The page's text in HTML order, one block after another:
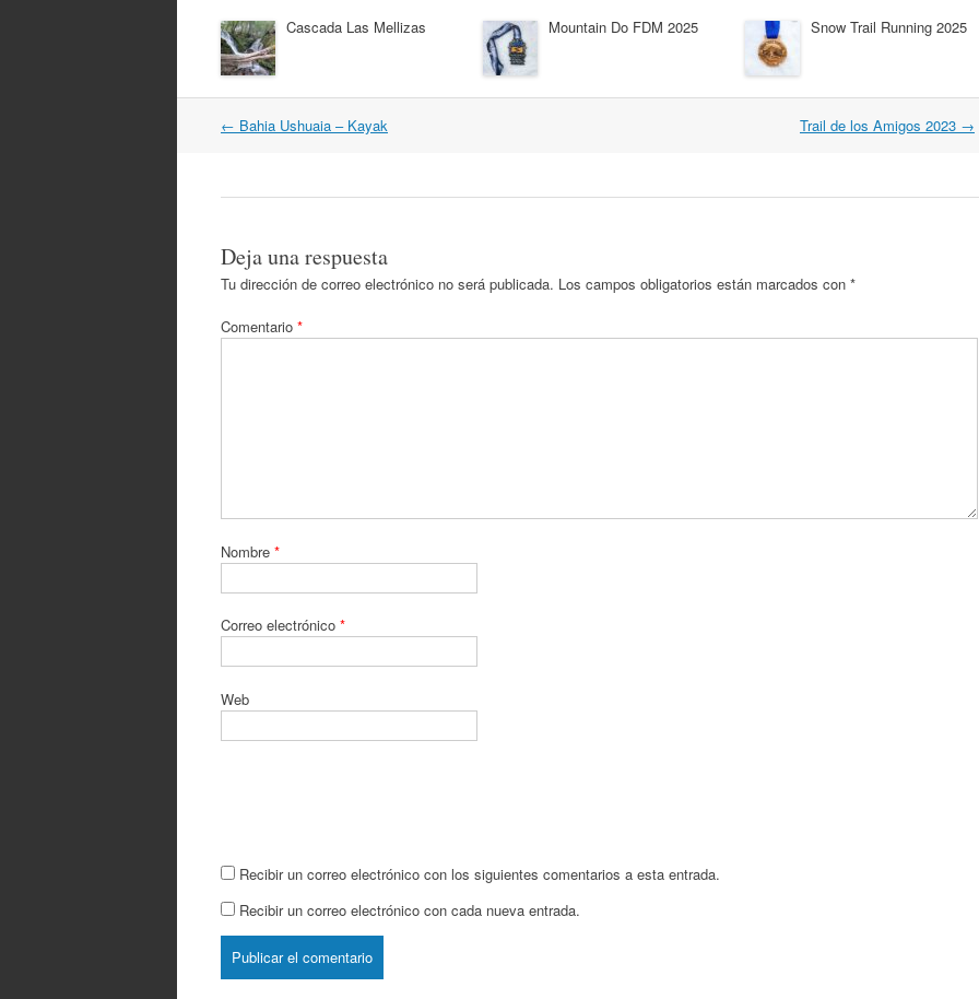
Cascada Las Mellizas Mountain Do FDM 2025 Snow Trail Running 2025
Navegación
← Bahia Ushuaia – Kayak Trail de los Amigos 2023 →
Deja una respuesta
Tu dirección de correo electrónico no será publicada. Los campos obligatorios están marcados con *
Comentario *
Nombre *
Correo electrónico *
Web
Recibir un correo electrónico con los siguientes comentarios a esta entrada.
Recibir un correo electrónico con cada nueva entrada.